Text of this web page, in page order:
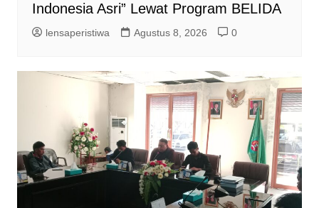
Indonesia Asri” Lewat Program BELIDA
lensaperistiwa Agustus 8, 2026 0